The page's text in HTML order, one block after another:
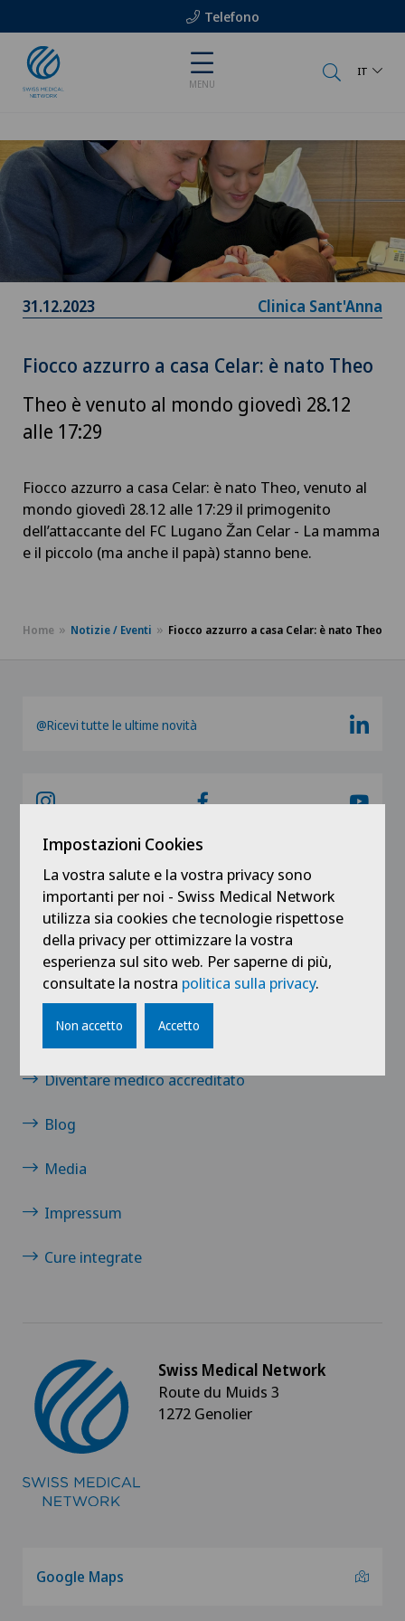
Telefono
MENU
IT
31.12.2023 Clinica Sant'Anna
Fiocco azzurro a casa Celar: è nato Theo
Theo è venuto al mondo giovedì 28.12
alle 17:29
Fiocco azzurro a casa Celar: è nato Theo, venuto al
mondo giovedì 28.12 alle 17:29 il primogenito
dell’attaccante del FC Lugano Žan Celar - La mamma
e il piccolo (ma anche il papà) stanno bene.
Home Notizie / Eventi Fiocco azzurro a casa Celar: è nato Theo
@Ricevi tutte le ultime novità
Collegamenti
Contatto
Notizie / Eventi
Carriera
Diventare medico accreditato
Blog
Media
Impressum
Cure integrate
Swiss Medical Network
Route du Muids 3
1272 Genolier
Google Maps
Impostazioni Cookies
La vostra salute e la vostra privacy sono
importanti per noi - Swiss Medical Network
utilizza sia cookies che tecnologie rispettose
della privacy per ottimizzare la vostra
esperienza sul sito web. Per saperne di più,
consultate la nostra politica sulla privacy.
Non accetto Accetto